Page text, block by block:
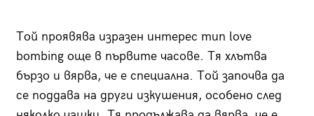
Той проявява изразен интерес тип love
bombing още в първите часове. Тя хлътва
бързо и вярва, че е специална. Той започва да
се поддава на други изкушения, особено след